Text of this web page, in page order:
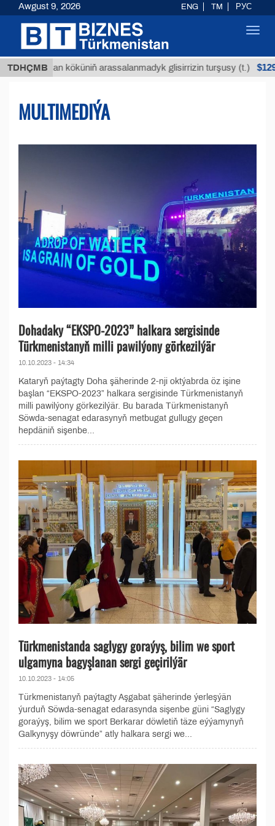
TDHÇMB
köküniň arassalanmadyk glisirrizin turşusy (t.) $12935,18
MULTIMEDIÝA
Dohadaky “EKSPO-2023” halkara sergisinde
Türkmenistanyň milli pawilýony görkezilýär
10.10.2023 - 14:34
Kataryň paýtagty Doha şäherinde 2-nji oktýabrda öz işine
başlan “EKSPO-2023” halkara sergisinde Türkmenistanyň
milli pawilýony görkezilýär. Bu barada Türkmenistanyň
Söwda-senagat edarasynyň metbugat gullugy geçen
hepdäniň sişenbe...
Türkmenistanda saglygy goraýyş, bilim we sport
ulgamyna bagyşlanan sergi geçirilýär
10.10.2023 - 14:05
Türkmenistanyň paýtagty Aşgabat şäherinde ýerleşýän
ýurduň Söwda-senagat edarasynda sişenbe güni “Saglygy
goraýyş, bilim we sport Berkarar döwletiň täze eýýamynyň
Galkynyşy döwründe” atly halkara sergi we...
Awgust 9, 2026 ENG TM РУС